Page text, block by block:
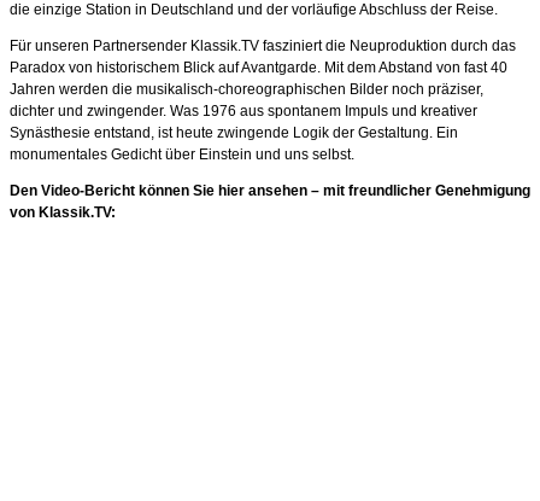
die einzige Station in Deutschland und der vorläufige Abschluss der Reise.
Für unseren Partnersender Klassik.TV fasziniert die Neuproduktion durch das
Paradox von historischem Blick auf Avantgarde. Mit dem Abstand von fast 40
Jahren werden die musikalisch-choreographischen Bilder noch präziser,
dichter und zwingender. Was 1976 aus spontanem Impuls und kreativer
Synästhesie entstand, ist heute zwingende Logik der Gestaltung. Ein
monumentales Gedicht über Einstein und uns selbst.
Den Video-Bericht können Sie hier ansehen – mit freundlicher Genehmigung
von Klassik.TV: